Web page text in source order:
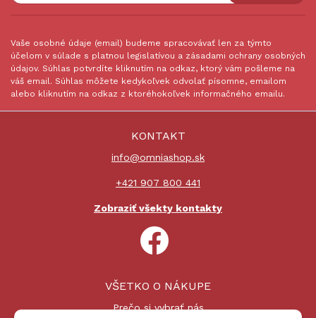
Vaše osobné údaje (email) budeme spracovávať len za týmto
účelom v súlade s platnou legislatívou a zásadami ochrany osobných
údajov. Súhlas potvrdíte kliknutím na odkaz, ktorý vám pošleme na
váš email. Súhlas môžete kedykoľvek odvolať písomne, emailom
alebo kliknutím na odkaz z ktoréhokoľvek informačného emailu.
KONTAKT
info@omniashop.sk
+421 907 800 441
Zobraziť všekty kontakty
VŠETKO O NÁKUPE
Prečo si vybrať nás